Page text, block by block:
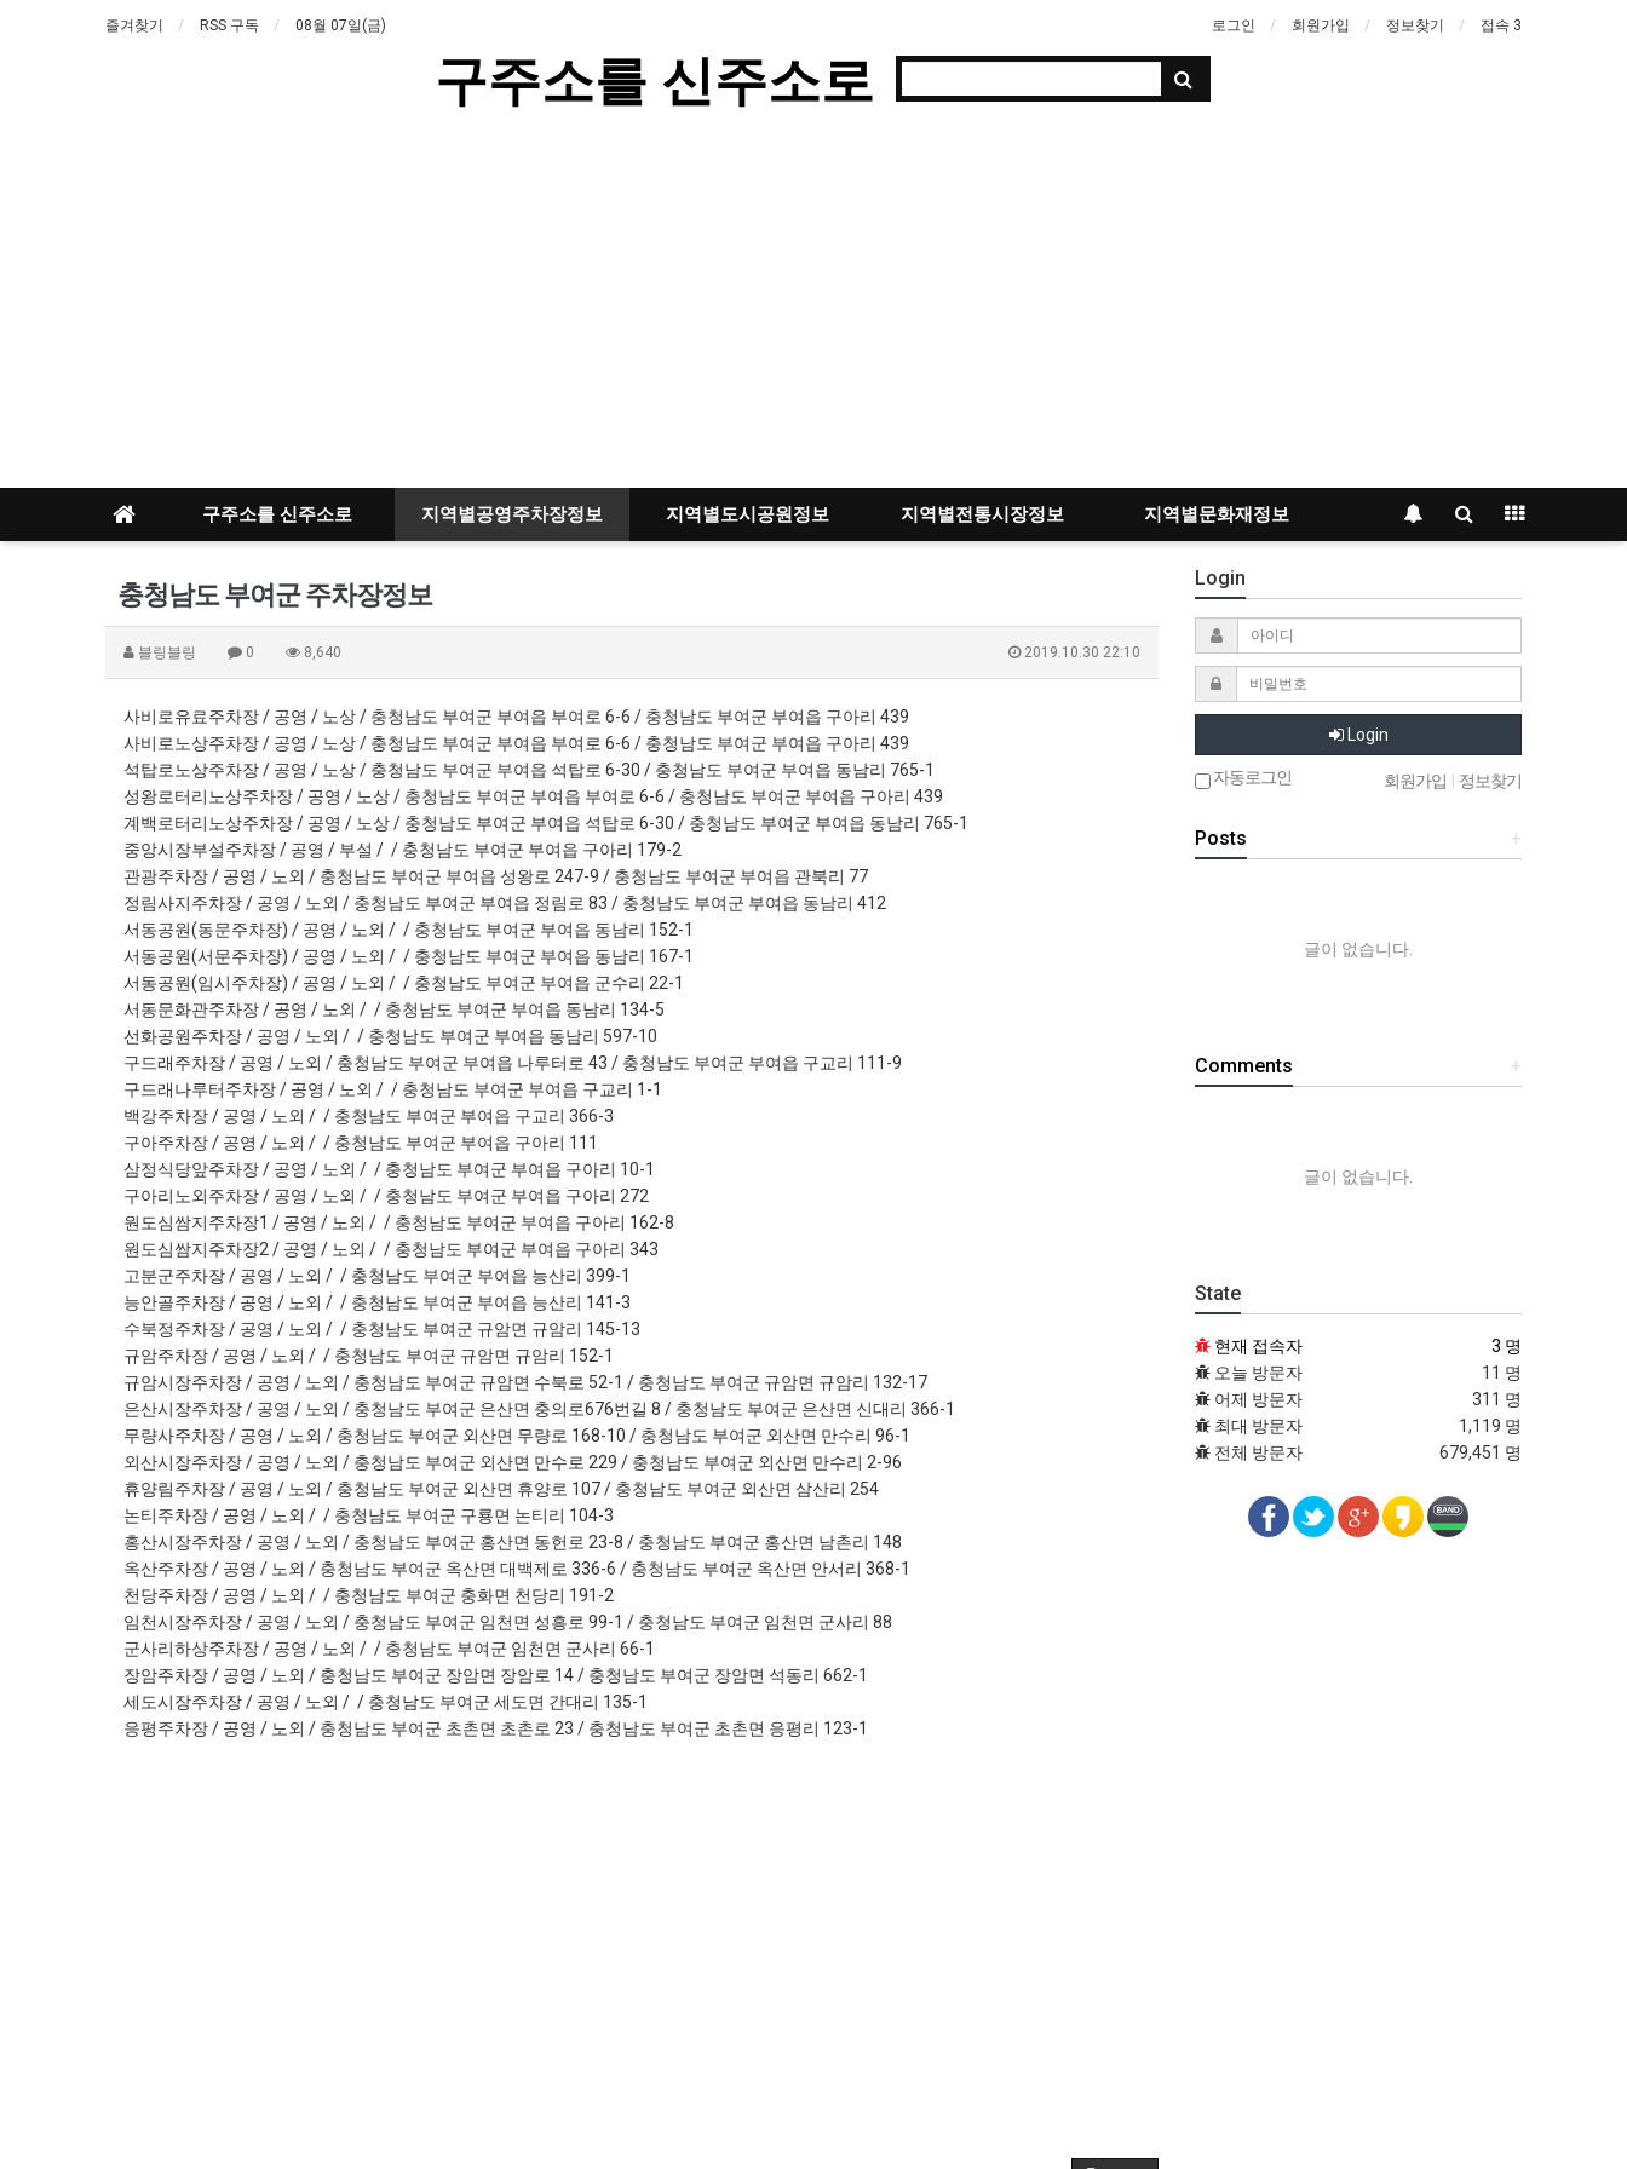
즐겨찾기 RSS 구독 08월 07일(금) 로그인 회원가입 정보찾기 접속 3
구주소를 신주소로
구주소를 신주소로 지역별공영주차장정보 지역별도시공원정보 지역별전통시장정보 지역별문화재정보
충청남도 부여군 주차장정보
블링블링 0 8,640 2019.10.30 22:10
사비로유료주차장 / 공영 / 노상 / 충청남도 부여군 부여읍 부여로 6-6 / 충청남도 부여군 부여읍 구아리 439
사비로노상주차장 / 공영 / 노상 / 충청남도 부여군 부여읍 부여로 6-6 / 충청남도 부여군 부여읍 구아리 439
석탑로노상주차장 / 공영 / 노상 / 충청남도 부여군 부여읍 석탑로 6-30 / 충청남도 부여군 부여읍 동남리 765-1
성왕로터리노상주차장 / 공영 / 노상 / 충청남도 부여군 부여읍 부여로 6-6 / 충청남도 부여군 부여읍 구아리 439
계백로터리노상주차장 / 공영 / 노상 / 충청남도 부여군 부여읍 석탑로 6-30 / 충청남도 부여군 부여읍 동남리 765-1
중앙시장부설주차장 / 공영 / 부설 / / 충청남도 부여군 부여읍 구아리 179-2
관광주차장 / 공영 / 노외 / 충청남도 부여군 부여읍 성왕로 247-9 / 충청남도 부여군 부여읍 관북리 77
정림사지주차장 / 공영 / 노외 / 충청남도 부여군 부여읍 정림로 83 / 충청남도 부여군 부여읍 동남리 412
서동공원(동문주차장) / 공영 / 노외 / / 충청남도 부여군 부여읍 동남리 152-1
서동공원(서문주차장) / 공영 / 노외 / / 충청남도 부여군 부여읍 동남리 167-1
서동공원(임시주차장) / 공영 / 노외 / / 충청남도 부여군 부여읍 군수리 22-1
서동문화관주차장 / 공영 / 노외 / / 충청남도 부여군 부여읍 동남리 134-5
선화공원주차장 / 공영 / 노외 / / 충청남도 부여군 부여읍 동남리 597-10
구드래주차장 / 공영 / 노외 / 충청남도 부여군 부여읍 나루터로 43 / 충청남도 부여군 부여읍 구교리 111-9
구드래나루터주차장 / 공영 / 노외 / / 충청남도 부여군 부여읍 구교리 1-1
백강주차장 / 공영 / 노외 / / 충청남도 부여군 부여읍 구교리 366-3
구아주차장 / 공영 / 노외 / / 충청남도 부여군 부여읍 구아리 111
삼정식당앞주차장 / 공영 / 노외 / / 충청남도 부여군 부여읍 구아리 10-1
구아리노외주차장 / 공영 / 노외 / / 충청남도 부여군 부여읍 구아리 272
원도심쌈지주차장1 / 공영 / 노외 / / 충청남도 부여군 부여읍 구아리 162-8
원도심쌈지주차장2 / 공영 / 노외 / / 충청남도 부여군 부여읍 구아리 343
고분군주차장 / 공영 / 노외 / / 충청남도 부여군 부여읍 능산리 399-1
능안골주차장 / 공영 / 노외 / / 충청남도 부여군 부여읍 능산리 141-3
수북정주차장 / 공영 / 노외 / / 충청남도 부여군 규암면 규암리 145-13
규암주차장 / 공영 / 노외 / / 충청남도 부여군 규암면 규암리 152-1
규암시장주차장 / 공영 / 노외 / 충청남도 부여군 규암면 수북로 52-1 / 충청남도 부여군 규암면 규암리 132-17
은산시장주차장 / 공영 / 노외 / 충청남도 부여군 은산면 충의로676번길 8 / 충청남도 부여군 은산면 신대리 366-1
무량사주차장 / 공영 / 노외 / 충청남도 부여군 외산면 무량로 168-10 / 충청남도 부여군 외산면 만수리 96-1
외산시장주차장 / 공영 / 노외 / 충청남도 부여군 외산면 만수로 229 / 충청남도 부여군 외산면 만수리 2-96
휴양림주차장 / 공영 / 노외 / 충청남도 부여군 외산면 휴양로 107 / 충청남도 부여군 외산면 삼산리 254
논티주차장 / 공영 / 노외 / / 충청남도 부여군 구룡면 논티리 104-3
홍산시장주차장 / 공영 / 노외 / 충청남도 부여군 홍산면 동헌로 23-8 / 충청남도 부여군 홍산면 남촌리 148
옥산주차장 / 공영 / 노외 / 충청남도 부여군 옥산면 대백제로 336-6 / 충청남도 부여군 옥산면 안서리 368-1
천당주차장 / 공영 / 노외 / / 충청남도 부여군 충화면 천당리 191-2
임천시장주차장 / 공영 / 노외 / 충청남도 부여군 임천면 성흥로 99-1 / 충청남도 부여군 임천면 군사리 88
군사리하상주차장 / 공영 / 노외 / / 충청남도 부여군 임천면 군사리 66-1
장암주차장 / 공영 / 노외 / 충청남도 부여군 장암면 장암로 14 / 충청남도 부여군 장암면 석동리 662-1
세도시장주차장 / 공영 / 노외 / / 충청남도 부여군 세도면 간대리 135-1
응평주차장 / 공영 / 노외 / 충청남도 부여군 초촌면 초촌로 23 / 충청남도 부여군 초촌면 응평리 123-1
Login
Login
자동로그인 회원가입 정보찾기
+
Posts
글이 없습니다.
+
Comments
글이 없습니다.
State
현재 접속자
3 명
오늘 방문자
11 명
어제 방문자
311 명
최대 방문자
1,119 명
전체 방문자
679,451 명